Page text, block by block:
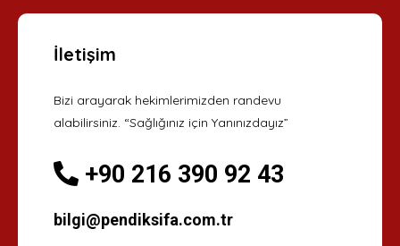
İletişim
Bizi arayarak hekimlerimizden randevu
alabilirsiniz. “Sağlığınız için Yanınızdayız”
+90 216 390 92 43
bilgi@pendiksifa.com.tr